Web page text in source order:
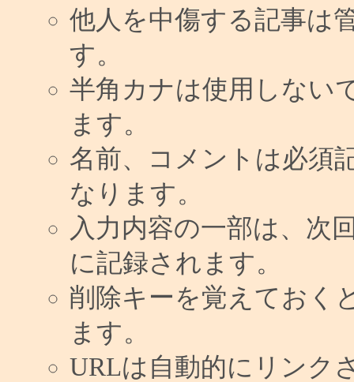
他人を中傷する記事は
す。
半角カナは使用しない
ます。
名前、コメントは必須
なります。
入力内容の一部は、次
に記録されます。
削除キーを覚えておく
ます。
URLは自動的にリンク